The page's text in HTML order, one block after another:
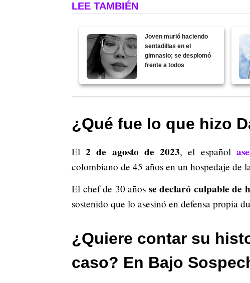
LEE TAMBIÉN
Joven murió haciendo
sentadillas en el
gimnasio; se desplomó
frente a todos
¿Qué fue lo que hizo
El2 de agosto de 2023, el español
colombiano de 45 años en un hospedaje de
El chef de 30 años se declaró culpable de
sostenido que lo asesinó en defensa propia
¿Quiere contar su
caso? En Bajo